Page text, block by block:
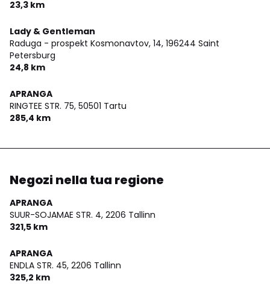
23,3 km
Lady & Gentleman
Raduga - prospekt Kosmonavtov, 14, 196244 Saint
Petersburg
24,8 km
APRANGA
RINGTEE STR. 75, 50501 Tartu
285,4 km
Negozi nella tua regione
APRANGA
SUUR-SOJAMAE STR. 4, 2206 Tallinn
321,5 km
APRANGA
ENDLA STR. 45, 2206 Tallinn
325,2 km